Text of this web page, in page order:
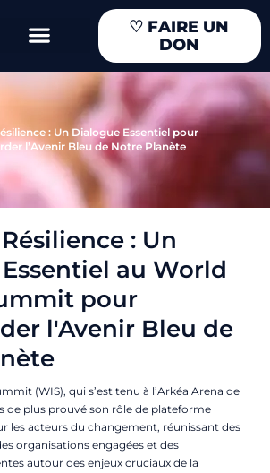
♡ FAIRE UN
DON
: Un Dialogue Essentiel pour
l’Avenir Bleu de Notre Planète
: Un
au World
pour
l'Avenir Bleu de
(WIS), qui s’est tenu à l’Arkéa Arena de
de plus prouvé son rôle de plateforme
les acteurs du changement, réunissant des
organisations engagées et des
autour des enjeux cruciaux de la